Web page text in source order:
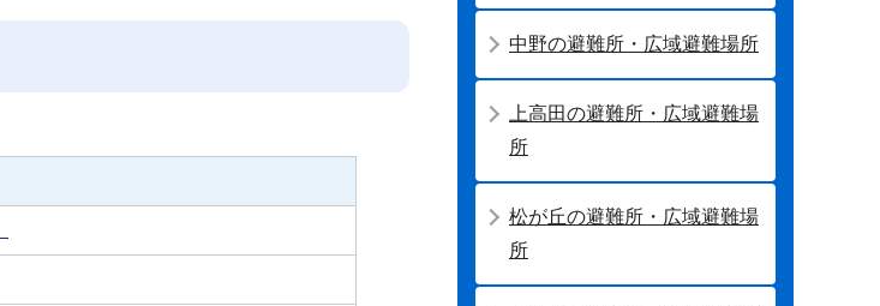
中野の避難所・広域避難場所
上高田の避難所・広域避難場
所
松が丘の避難所・広域避難場
所